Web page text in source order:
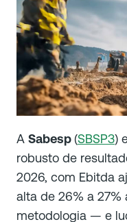
A Sabesp(SBSP3)
robusto de
2026, com Ebitda
alta de 26% a 27%
metodologia — e